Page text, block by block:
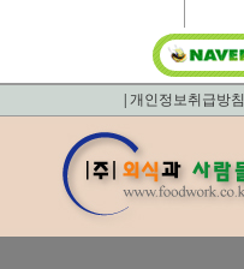
개인정보취급방침